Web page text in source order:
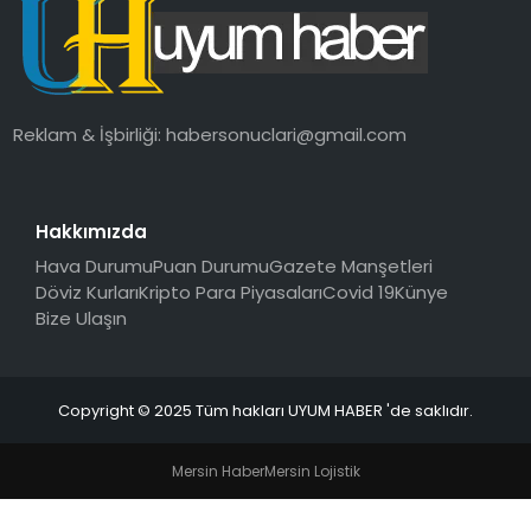
SAĞLIK
MAGAZIN
Reklam & İşbirliği:habersonuclari@gmail.com
Hakkımızda
Hava DurumuPuan DurumuGazete Manşetleri
Döviz KurlarıKripto Para PiyasalarıCovid 19Künye
Bize Ulaşın
Copyright © 2025 Tüm hakları UYUM HABER 'de saklıdır.
Mersin HaberMersin Lojistik